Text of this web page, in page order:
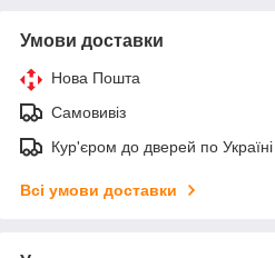
Умови доставки
Нова Пошта
Самовивіз
Кур'єром до дверей по Україні
Всі умови доставки